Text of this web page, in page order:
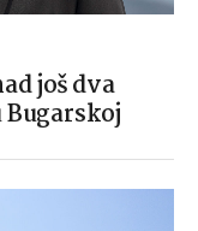
još dva